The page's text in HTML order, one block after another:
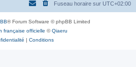
Fuseau horaire sur UTC+02:00
® Forum Software © phpBB Limited
française officielle ©Qiaeru
| Conditions